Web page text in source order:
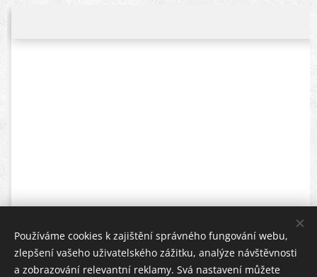
Používáme cookies k zajištění správného fungování webu,
zlepšení vašeho uživatelského zážitku, analýze návštěvnosti
a zobrazování relevantní reklamy. Svá nastavení můžete